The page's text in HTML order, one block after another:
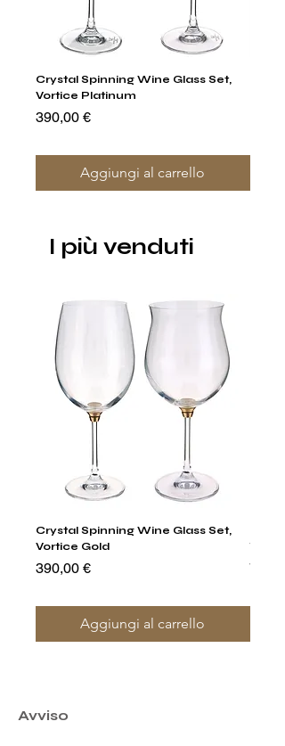
Crystal Spinning Wine Glass Set,
Vortice Platinum
Prezzo
390,00 €
Aggiungi al carrello
I più venduti
Crystal Spinning Wine Glass Set,
Vortice Gold
Prezzo
390,00 €
Aggiungi al carrello
Prezzo
Avviso